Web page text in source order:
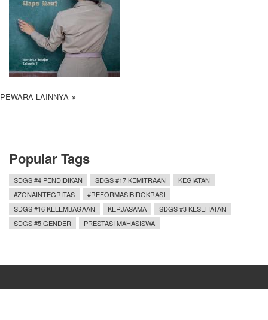
PEWARA LAINNYA
Popular Tags
SDGS #4 PENDIDIKAN SDGS #17 KEMITRAAN
KEGIATAN
#ZONAINTEGRITAS
#REFORMASIBIROKRASI
SDGS #16 KELEMBAGAAN
KERJASAMA
SDGS #3 KESEHATAN
SDGS #5 GENDER
PRESTASI MAHASISWA